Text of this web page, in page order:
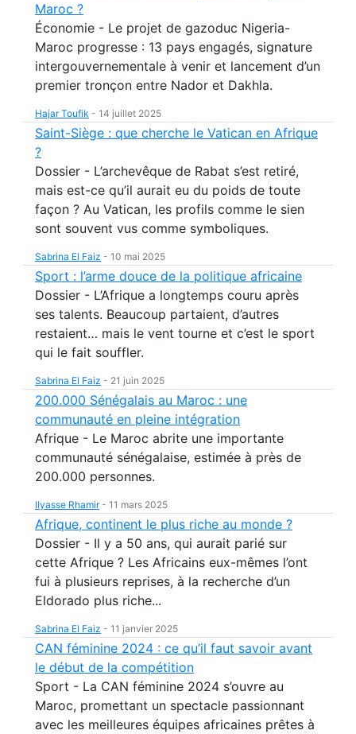
Maroc ?
Économie - Le projet de gazoduc Nigeria-
Maroc progresse : 13 pays engagés, signature
intergouvernementale à venir et lancement d’un
premier tronçon entre Nador et Dakhla.
Hajar Toufik - 14 juillet 2025
Saint-Siège : que cherche le Vatican en Afrique
?
Dossier - L’archevêque de Rabat s’est retiré,
mais est-ce qu’il aurait eu du poids de toute
façon ? Au Vatican, les profils comme le sien
sont souvent vus comme symboliques.
Sabrina El Faiz - 10 mai 2025
Sport : l’arme douce de la politique africaine
Dossier - L’Afrique a longtemps couru après
ses talents. Beaucoup partaient, d’autres
restaient… mais le vent tourne et c’est le sport
qui le fait souffler.
Sabrina El Faiz - 21 juin 2025
200.000 Sénégalais au Maroc : une
communauté en pleine intégration
Afrique - Le Maroc abrite une importante
communauté sénégalaise, estimée à près de
200.000 personnes.
Ilyasse Rhamir- 11 mars 2025
Afrique, continent le plus riche au monde ?
Dossier - Il y a 50 ans, qui aurait parié sur
cette Afrique ? Les Africains eux-mêmes l’ont
fui à plusieurs reprises, à la recherche d’un
Eldorado plus riche...
Sabrina El Faiz - 11 janvier 2025
CAN féminine 2024 : ce qu’il faut savoir avant
le début de la compétition
Sport - La CAN féminine 2024 s’ouvre au
Maroc, promettant un spectacle passionnant
avec les meilleures équipes africaines prêtes à